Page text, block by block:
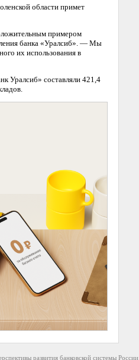
области примет
примером
банка «Уралсиб». — Мы
их использования в
Уралсиб» составляли 421,4
развития банковской системы России